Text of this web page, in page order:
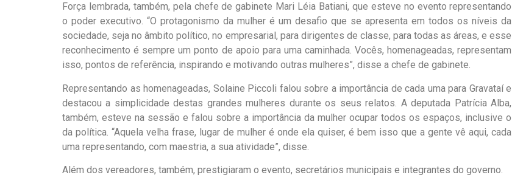
Força lembrada, também, pela chefe de gabinete Mari Léia Batiani, que esteve no evento representando
o poder executivo. “O protagonismo da mulher é um desafio que se apresenta em todos os níveis da
sociedade, seja no âmbito político, no empresarial, para dirigentes de classe, para todas as áreas, e esse
reconhecimento é sempre um ponto de apoio para uma caminhada. Vocês, homenageadas, representam
isso, pontos de referência, inspirando e motivando outras mulheres”, disse a chefe de gabinete.
Representando as homenageadas, Solaine Piccoli falou sobre a importância de cada uma para Gravataí e
destacou a simplicidade destas grandes mulheres durante os seus relatos. A deputada Patrícia Alba,
também, esteve na sessão e falou sobre a importância da mulher ocupar todos os espaços, inclusive o
da política. “Aquela velha frase, lugar de mulher é onde ela quiser, é bem isso que a gente vê aqui, cada
uma representando, com maestria, a sua atividade”, disse.
Além dos vereadores, também, prestigiaram o evento, secretários municipais e integrantes do governo.